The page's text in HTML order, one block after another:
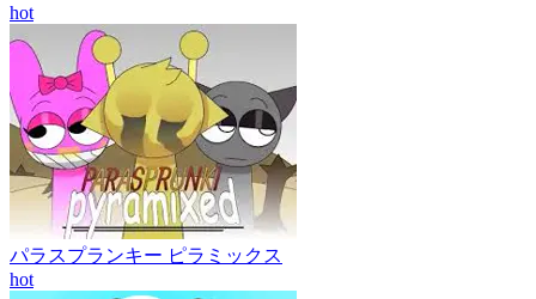
hot
パラスプランキー ピラミックス
hot